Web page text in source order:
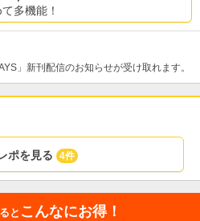
多機能！
」新刊配信のお知らせが受け取れます。
ポを見る 4件
と こんなにお得！